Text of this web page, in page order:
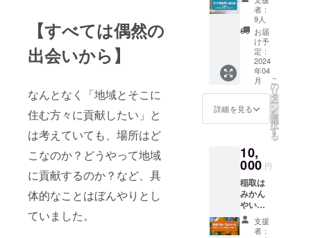
【すべては偶然の
出会いから】
なんとなく「地域とそこに
住む方々に貢献したい」と
は考えていても、場所はど
こなのか？どうやって地域
に貢献するのか？など、具
体的なことはぼんやりとし
ていました。
さい。
有効期
限：1年
（2025
年4月末
まで）
泊2日で
ご宿泊
できる
宿泊券
を1枚ご
提供し
ます。
ご宿泊
は2名様
まで、
「お総
菜 な
お総菜
で朝食
をご用
意しま
す。 宿
泊券は
メール
でお送
者：
9人
お届
け予
定：
2024
年04
月
詳細を見る
こ
の
リ
タ
ー
ン
を
選
択
す
る
10,
000 円
稲取は
みかん
やいち
ごなど
の新鮮
支援
者：